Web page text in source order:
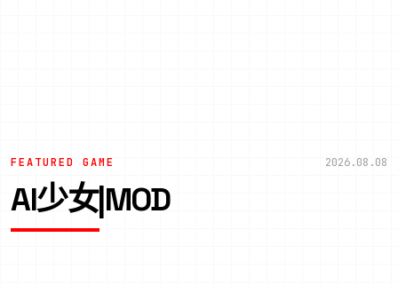
FEATURED GAME 2026.08.08
AI少女|MOD